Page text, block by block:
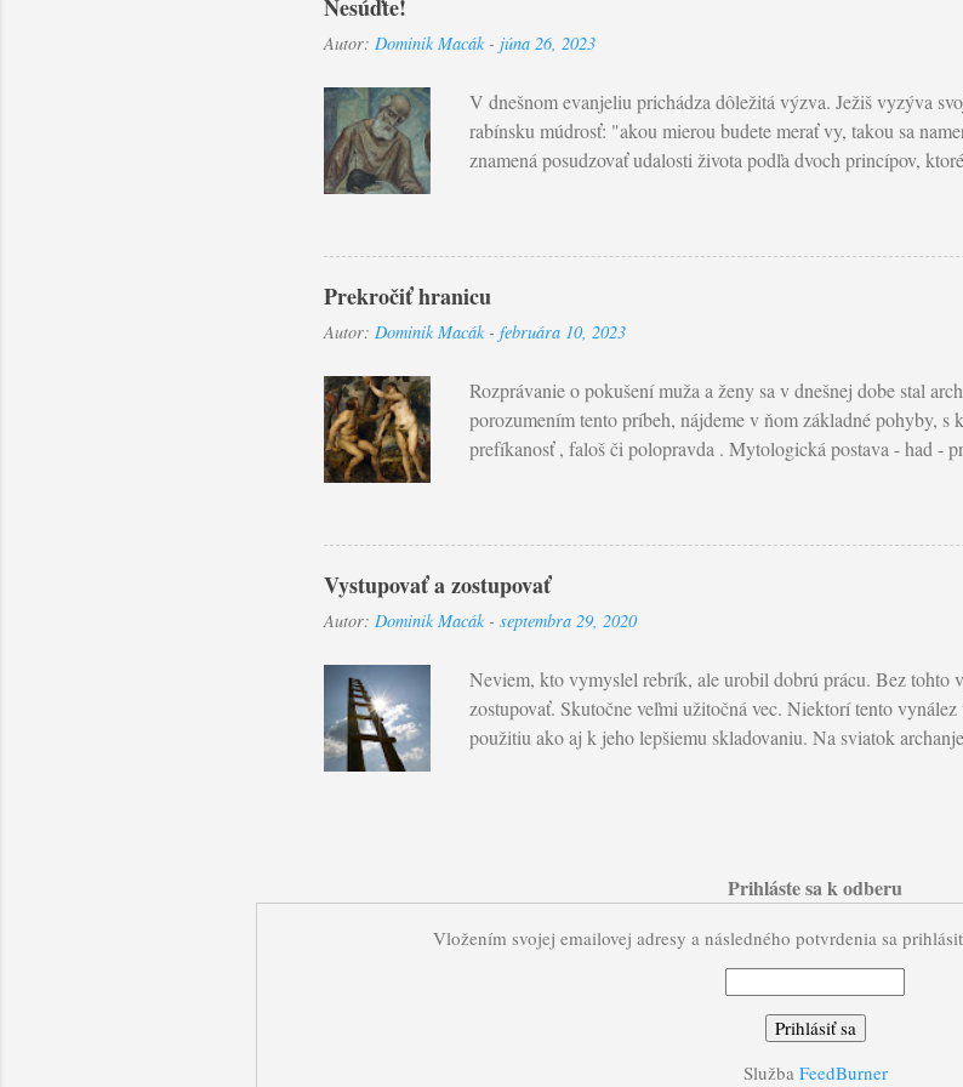
Nesúďte!
Autor: Dominik Macák - júna 26, 2023
V dnešnom evanjeliu prichádza dôležitá výzva. Ježiš vyzýva
rabínsku múdrosť: "akou mierou budete merať vy, takou sa
znamená posudzovať udalosti života podľa dvoch princípov,
objektívne zlo a dobro. Problém nášho posudzovania tkvie
ktorý nás privedie k pokore modliť sa slová z Modlitba Pána:
svojím vinníkom. Mt 7,1-5: Ježiš povedal svojim učeníkom:
Prekročiť hranicu
Autor: Dominik Macák - februára 10, 2023
Rozprávanie o pokušení muža a ženy sa v dnešnej dobe stal
porozumením tento príbeh, nájdeme v ňom základné pohyby, s
prefíkanosť , faloš či polopravda . Mytologická postava - had -
stromov raja môžeš jesť." Vyzval ich, aby nejedli zo stromu
za ktorú netreba pustiť svoju túžbu , aby sa z nej nestala
každý jeden vzťah tým, že ho prevracia do logiky nadvlády. Bez
Vystupovať a zostupovať
Autor: Dominik Macák - septembra 29, 2020
Neviem, kto vymyslel rebrík, ale urobil dobrú prácu. Bez tohto
zostupovať. Skutočne veľmi užitočná vec. Niektorí tento
použitiu ako aj k jeho lepšiemu skladovaniu. Na sviatok
a zostupovať na Syna človeka.” Udeľuje ho pri konkrétnej
tomuto svätému chrámu. Bez Krista, každé spoločenstvo a
jediným prostredníkom spásy, vykúpenia, večného života.
jediná cesta k spáse. Zvolať spolu s Nat...
Prihláste sa k odberu
Vložením svojej emailovej adresy a následného potvrdenia sa
Služba FeedBurner